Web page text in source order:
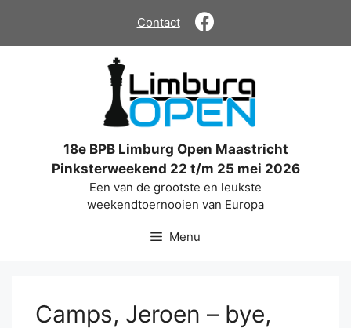
de
Contact
18e BPB Limburg Open Maastricht
Pinksterweekend 22 t/m 25 mei 2026
Een van de grootste en leukste
weekendtoernooien van Europa
Menu
Camps, Jeroen – bye,